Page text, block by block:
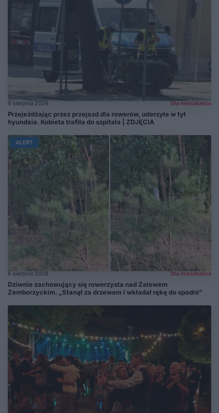
6 sierpnia 2026 Dla mieszkańca
Przejeżdżając przez przejazd dla rowerów, uderzyła w tył
hyundaia. Kobieta trafiła do szpitala | ZDJĘCIA
ALERT
6 sierpnia 2026 Dla mieszkańca
Dziwnie zachowujący się rowerzysta nad Zalewem
Zemborzyckim. „Stanął za drzewem i wkładał rękę do spodni”